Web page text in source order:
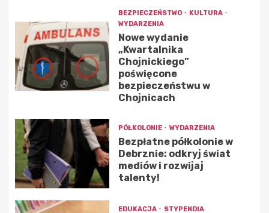
BEZPIECZEŃSTWO
KULTURA
WYDARZENIA
Nowe wydanie
„Kwartalnika
Chojnickiego”
poświęcone
bezpieczeństwu w
Chojnicach
PÓŁKOLONIE WYDARZENIA
Bezpłatne półkolonie w
Debrznie: odkryj świat
mediów i rozwijaj
talenty!
EDUKACJA STYPENDIA